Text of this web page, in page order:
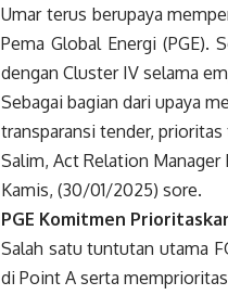
Umar terus berupaya
Pema Global Energi (PGE).
dengan Cluster IV selama
Sebagai bagian dari upaya
transparansi tender,
Salim, Act Relation
Kamis, (30/01/2025) sore.
PGE Komitmen
Salah satu tuntutan utama
di Point A serta